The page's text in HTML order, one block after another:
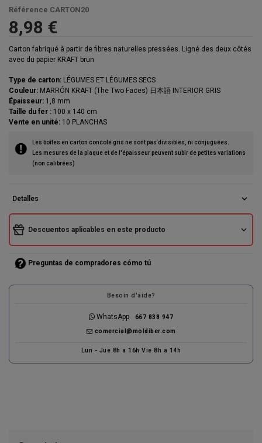
Référence CARTON20
8,98 €
Carton fabriqué à partir de fibres naturelles pressées. Ligné des deux côtés
avec du papier KRAFT brun
Type de carton: LÉGUMES ET LÉGUMES SECS
Couleur: MARRÓN KRAFT (The Two Faces) 日本語 INTERIOR GRIS
Épaisseur: 1,8 mm
Taille du fer : 100 x 140 cm
Vente en unité: 10 PLANCHAS
Les boîtes en carton concolé gris ne sont pas divisibles, ni conjuguées.
Les mesures de la plaque et de l'épaisseur peuvent subir de petites variations
(non calibrées)
Detalles expand_more
Descuentos aplicables en este producto expand_more
Preguntas de compradores cómo tú
Besoin d'aide?
WhatsApp 667 838 947
comercial@moldiber.com
Lun - Jue 8h a 16h Vie 8h a 14h